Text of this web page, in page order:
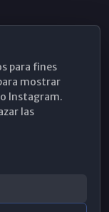
para fines
mostrar
Instagram.
las